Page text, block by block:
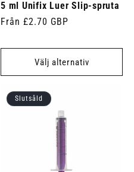
5 ml Unifix Luer Slip-spruta
Ordinarie
Från £2.70 GBP
Välj alternativ
Slutsåld